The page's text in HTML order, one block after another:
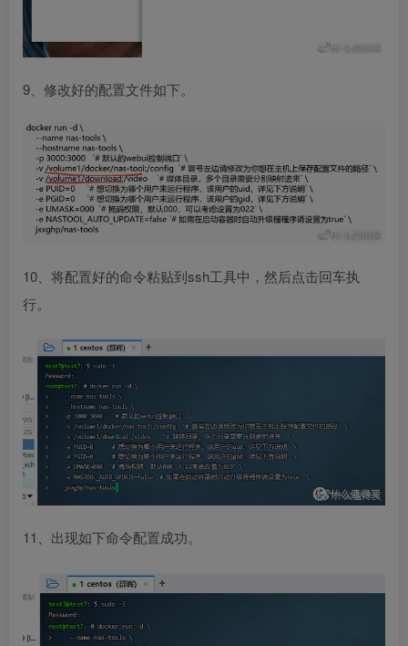
9、修改好的配置文件如下。
10、将配置好的命令粘贴到ssh工具中，然后点击回车执
行。
11、出现如下命令配置成功。